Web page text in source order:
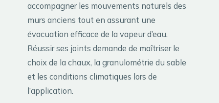
accompagner les mouvements naturels des
murs anciens tout en assurant une
évacuation efficace de la vapeur d’eau.
Réussir ses joints demande de maîtriser le
choix de la chaux, la granulométrie du sable
et les conditions climatiques lors de
l’application.